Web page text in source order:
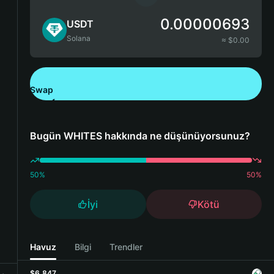
USDT
Solana
0.00000693
≈ $0.00
Swap
Bugün WHITES hakkında ne düşünüyorsunuz?
50% 50%
İyi Kötü
Havuz Bilgi Trendler